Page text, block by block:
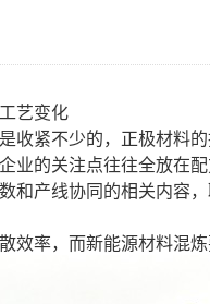
艺变化
收紧不少的，正极材料
业的关注点往往全放在
和产线协同的相关内容
率，而新能源材料混